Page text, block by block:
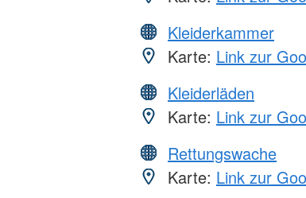
Kleiderkammer
Karte: Link zur
Kleiderläden
Karte: Link zur
Rettungswache
Karte: Link zur